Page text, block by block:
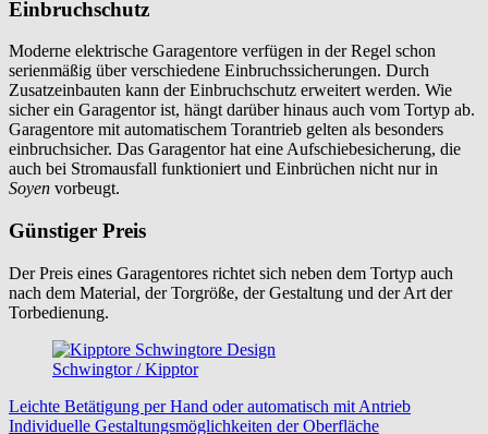
Einbruchschutz
Moderne elektrische Garagentore verfügen in der Regel schon
serienmäßig über verschiedene Einbruchssicherungen. Durch
Zusatzeinbauten kann der Einbruchschutz erweitert werden. Wie
sicher ein Garagentor ist, hängt darüber hinaus auch vom Tortyp ab.
Garagentore mit automatischem Torantrieb gelten als besonders
einbruchsicher. Das Garagentor hat eine Aufschiebesicherung, die
auch bei Stromausfall funktioniert und Einbrüchen nicht nur in
Soyen vorbeugt.
Günstiger Preis
Der Preis eines Garagentores richtet sich neben dem Tortyp auch
nach dem Material, der Torgröße, der Gestaltung und der Art der
Torbedienung.
Schwingtor / Kipptor
Leichte Betätigung per Hand oder automatisch mit Antrieb
Individuelle Gestaltungsmöglichkeiten der Oberfläche